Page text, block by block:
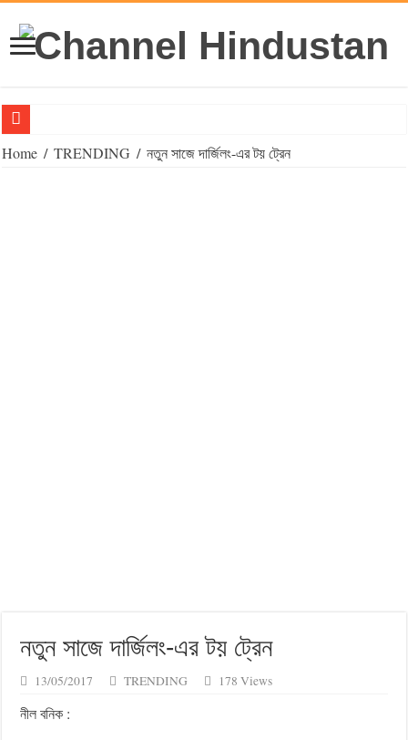
‘সনাতন’ থেকে ‘বহুতবাদ’, স্টান্স বদল বিজেপির ?
Home / TRENDING / নতুন সাজে দার্জিলং-এর টয় ট্রেন
নতুন সাজে দার্জিলং-এর টয় ট্রেন
13/05/2017 TRENDING 178 Views
নীল বনিক :